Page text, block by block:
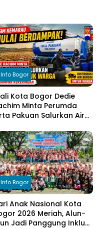
Info Bogor
Kota Bogor Dedie
Minta Perumda
Pakuan Salurkan Air
Kekeringan
Info Bogor
Anak Nasional Kota
2026 Meriah, Alun-
Jadi Panggung Inklusi